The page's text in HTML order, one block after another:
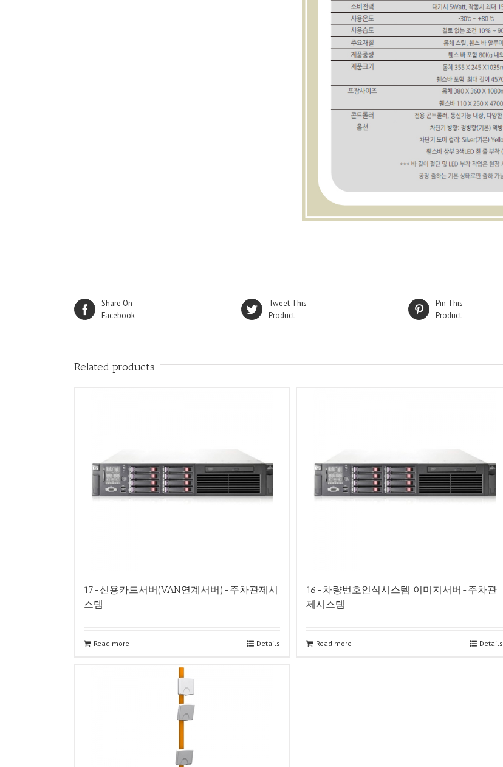
Share On
Facebook
Tweet This
Product
Pin This
Product
Related products
17-신용카드서버(VAN연계서버)-주차관제시
스템
Read more Details
16-차량번호인식시스템 이미지서버-주차관
제시스템
Read more Details